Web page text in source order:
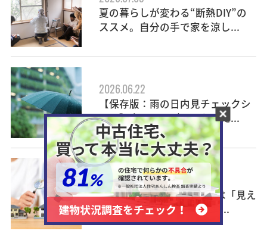
夏の暮らしが変わる“断熱DIY”の
ススメ。自分の手で家を涼し...
2026.06.22
【保存版：雨の日内見チェックシ
ート】内見の日が雨になった...
2026.05.26
中古住宅購入の1番の不安は「見え
ない不具合や費用」。不安...